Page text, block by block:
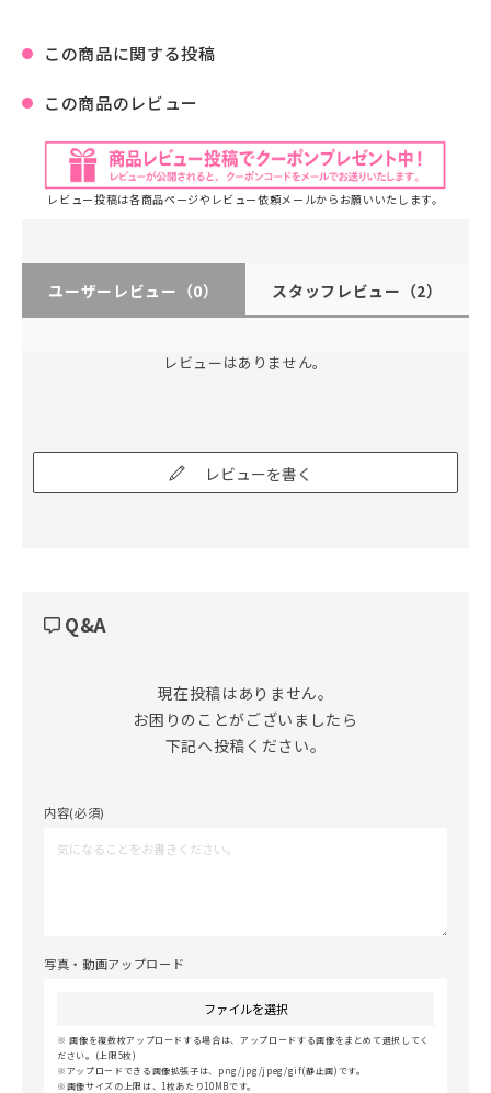
この商品に関する投稿
この商品のレビュー
レビュー投稿は各商品ページやレビュー依頼メールからお願いいたします。
ユーザーレビュー （0） スタッフレビュー （2）
レビューはありません。
レビューを書く
Q&A
現在投稿はありません。
お困りのことがございましたら
下記へ投稿ください。
内容(必須)
写真・動画アップロード
ファイルを選択
画像を複数枚アップロードする場合は、アップロードする画像をまとめて選択してく
ださい。(上限5枚)
アップロードできる画像拡張子は、png/jpg/jpeg/gif(静止画)です。
画像サイズの上限は、1枚あたり10MBです。